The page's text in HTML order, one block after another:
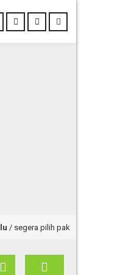
/ segera pilih paket wisata yang